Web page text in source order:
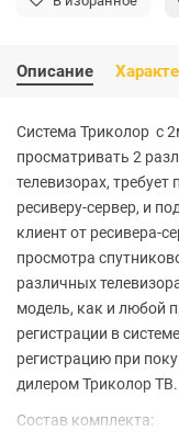
Описание
Система Триколор с
просматривать 2
телевизорах,
ресиверу-сервер, и
клиент от ресивера-
просмотра
различных
модель, как и любой
регистрации в
регистрацию при
дилером Триколор ТВ.
Состав комплекта: